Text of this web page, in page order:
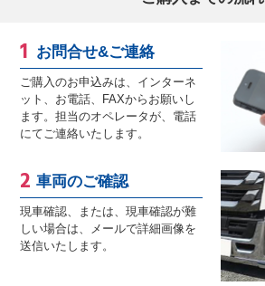
お問合せ&ご連絡
ご購入のお申込みは、インターネ
ット、お電話、FAXからお願いし
ます。担当のオペレータが、電話
にてご連絡いたします。
車両のご確認
現車確認、または、現車確認が難
しい場合は、メールで詳細画像を
送信いたします。